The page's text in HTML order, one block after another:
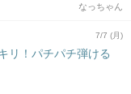
なっちゃん
7/7 (月)
リ！パチパチ弾ける